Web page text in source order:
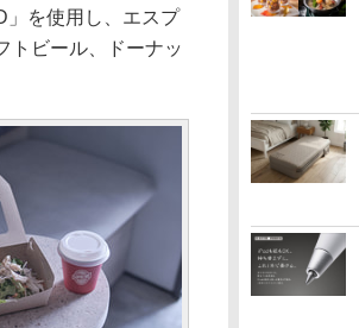
」を使用し、エスプ
トビール、ドーナッ